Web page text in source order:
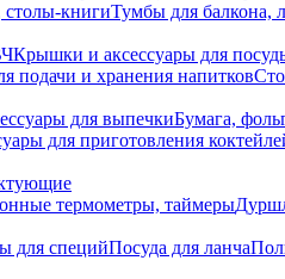
книгиТумбы для балкона,
Крышки и аксессуары для
подачи и хранения напитков
для выпечкиБумага,
для приготовления
термометры, таймеры
для специйПосуда для ланча